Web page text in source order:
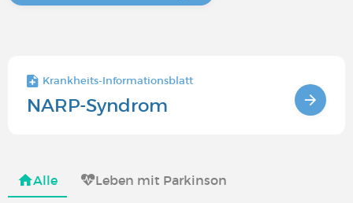
Krankheits-Informationsblatt
NARP-Syndrom
Alle Leben mit Parkinson